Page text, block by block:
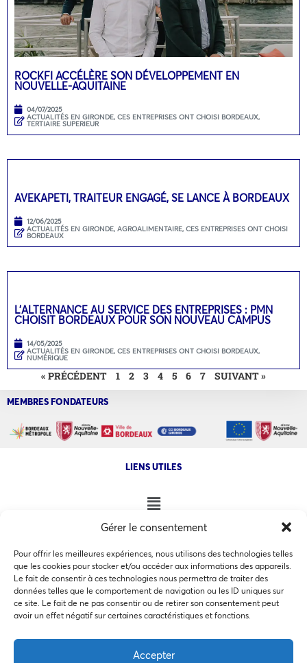
Gérer le consentement
Pour offrir les meilleures expériences, nous utilisons des technologies telles
que les cookies pour stocker et/ou accéder aux informations des appareils.
Le fait de consentir à ces technologies nous permettra de traiter des
données telles que le comportement de navigation ou les ID uniques sur
ce site. Le fait de ne pas consentir ou de retirer son consentement peut
avoir un effet négatif sur certaines caractéristiques et fonctions.
Accepter
Ce site utilise des cookies pour les statistiques et pour
ROCKFI ACCÉLÈRE SON DÉVELOPPEMENT EN
NOUVELLE-AQUITAINE
04/07/2025
ACTUALITÉS EN GIRONDE, CES ENTREPRISES ONT CHOISI BORDEAUX,
TERTIAIRE SUPERIEUR
AVEKAPETI, TRAITEUR ENGAGÉ, SE LANCE À BORDEAUX
12/06/2025
ACTUALITÉS EN GIRONDE, AGROALIMENTAIRE, CES ENTREPRISES ONT CHOISI
BORDEAUX
L’ALTERNANCE AU SERVICE DES ENTREPRISES : PMN
CHOISIT BORDEAUX POUR SON NOUVEAU CAMPUS
14/05/2025
ACTUALITÉS EN GIRONDE, CES ENTREPRISES ONT CHOISI BORDEAUX,
NUMÉRIQUE
« PRÉCÉDENT 1 2 3 4 5 6 7 SUIVANT »
MEMBRES FONDATEURS
LIENS UTILES
NOS AUTRES SITES
COPYRIGHT @ 2026 - INVEST IN BORDEAUX - 32 Allées d'Orléans